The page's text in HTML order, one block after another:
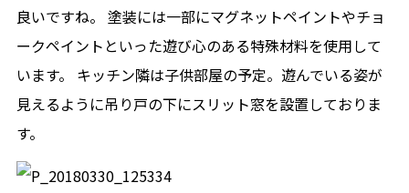
良いですね。 塗装には一部にマグネットペイントやチョ
ークペイントといった遊び心のある特殊材料を使用して
います。 キッチン隣は子供部屋の予定。遊んでいる姿が
見えるように吊り戸の下にスリット窓を設置しておりま
す。